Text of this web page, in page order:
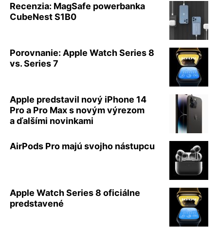
Recenzia: MagSafe powerbanka
CubeNest S1B0
Porovnanie: Apple Watch Series 8
vs. Series 7
Apple predstavil nový iPhone 14
Pro a Pro Max s novým výrezom
a ďalšími novinkami
AirPods Pro majú svojho nástupcu
Apple Watch Series 8 oficiálne
predstavené